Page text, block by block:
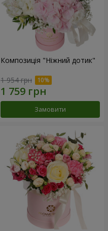
Композиція "Ніжний дотик"
1 954 грн
Замовити